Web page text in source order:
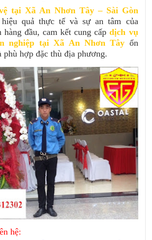
tại Xã An Nhơn Tây – Sài Gòn
quả thực tế và sự an tâm của
hàng đầu, cam kết cung cấpdịch vụ
nghiệp tại Xã An Nhơn Tây ổn
phù hợp đặc thù địa phương.
hệ: